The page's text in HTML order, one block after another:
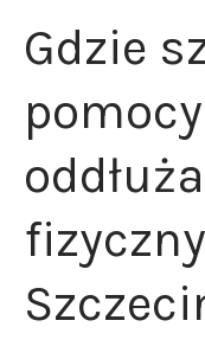
Gdzie